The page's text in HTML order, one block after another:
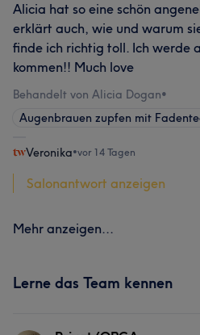
Alicia hat so eine schön
erklärt auch, wie und warum
finde ich richtig toll. Ich werde
kommen!! Much love
Behandelt von Alicia Dogan•
Augenbrauen zupfen mit
Veronika•vor 14 Tagen
Salonantwort anzeigen
Mehr anzeigen...
Lerne das Team kennen